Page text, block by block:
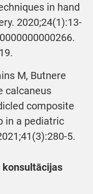
in hand
2020;24(1):13-
M, Butnere
calcaneus
composite
in a pediatric
5.
konsultācijas